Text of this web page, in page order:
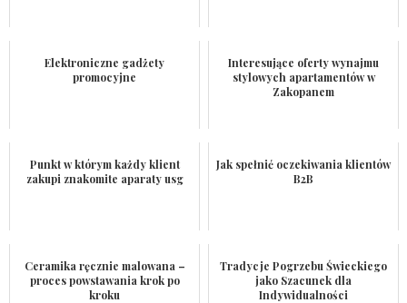
Elektroniczne gadżety
promocyjne
Interesujące oferty wynajmu
stylowych apartamentów w
Zakopanem
Punkt w którym każdy klient
zakupi znakomite aparaty usg
Jak spełnić oczekiwania klientów
B2B
Ceramika ręcznie malowana –
proces powstawania krok po
kroku
Tradycje Pogrzebu Świeckiego
jako Szacunek dla
Indywidualności